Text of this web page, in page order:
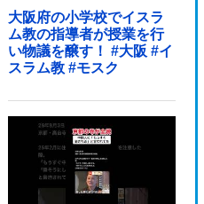
大阪府の小学校でイスラ
ム教の指導者が授業を行
い物議を醸す！ #大阪 #イ
スラム教 #モスク